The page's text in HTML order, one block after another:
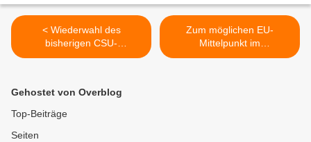
< Wiederwahl des
bisherigen CSU-
Ortvorstandes
kandidiert wieder
Zum möglichen EU-
Mittelpunkt im
Veitshöchheimer Ortsteil
Gehostet von Overblog
Top-Beiträge
Seiten